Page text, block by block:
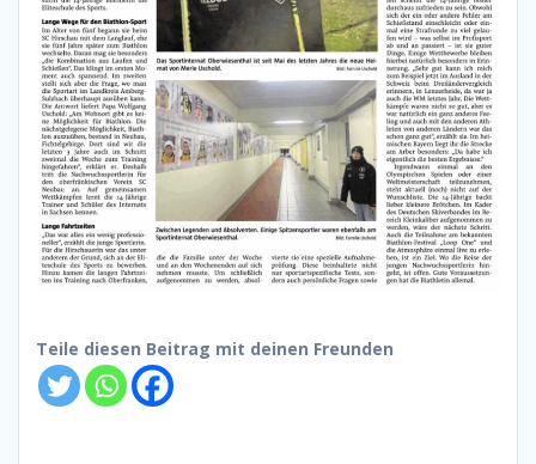
Teile diesen Beitrag mit deinen Freunden